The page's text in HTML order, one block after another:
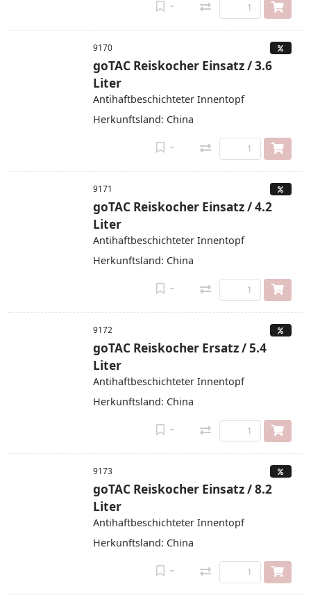
9170
goTAC Reiskocher Einsatz / 3.6
Liter
Antihaftbeschichteter Innentopf
Herkunftsland: China
9171
goTAC Reiskocher Einsatz / 4.2
Liter
Antihaftbeschichteter Innentopf
Herkunftsland: China
9172
goTAC Reiskocher Ersatz / 5.4
Liter
Antihaftbeschichteter Innentopf
Herkunftsland: China
9173
goTAC Reiskocher Einsatz / 8.2
Liter
Antihaftbeschichteter Innentopf
Herkunftsland: China